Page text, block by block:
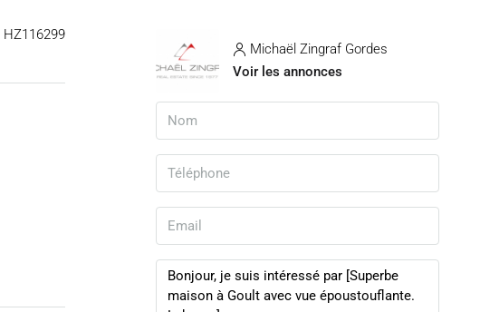
HZ116299
Michaël Zingraf Gordes
Voir les annonces